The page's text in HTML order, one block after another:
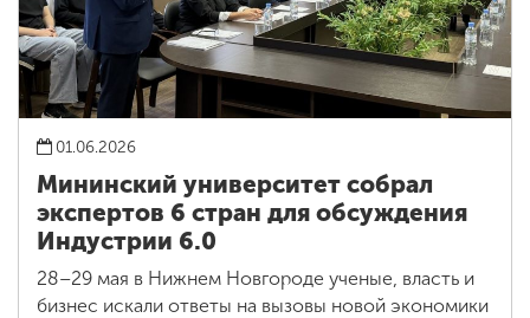
01.06.2026
Мининский университет собрал
экспертов 6 стран для обсуждения
Индустрии 6.0
28–29 мая в Нижнем Новгороде ученые, власть и
бизнес искали ответы на вызовы новой экономики